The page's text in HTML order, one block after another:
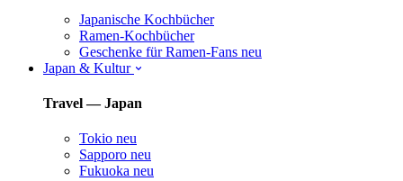
Japanische Kochbücher
Ramen-Kochbücher
Geschenke für Ramen-Fans neu
Japan & Kultur
Travel — Japan
Tokio neu
Sapporo neu
Fukuoka neu